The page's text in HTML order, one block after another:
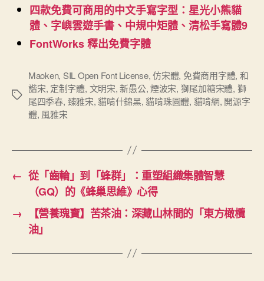
四款免費可商用的中文手寫字型：星光小熊貓
體、字嶼雲遊手書、中規中矩體、清松手寫體9
FontWorks 釋出免費字體
標
Maoken, SIL Open Font License,仿宋體, 免費商用字體, 和
諧宋, 定制字體, 文明宋,新愚公,煙波宋, 獅尾加糖宋體, 獅
尾四季春, 臻雅宋, 貓啃什錦黑, 貓啃珠圓體, 貓啃網, 開源字
體, 風雅宋
← 從「齒輪」到「蜂群」：重塑組織集體智慧
（GQ）的《蜂巢思維》心得
→
【營養瑰寶】苦茶油：深藏山林間的「東方橄欖
油」